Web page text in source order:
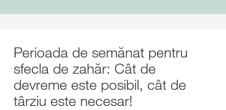
Perioada de semănat pentru
sfecla de zahăr: Cât de
devreme este posibil, cât de
târziu este necesar!